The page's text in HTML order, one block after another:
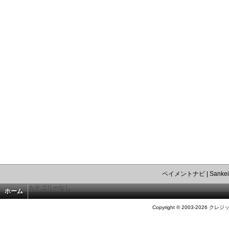
ペイメントナビ|
ホーム カテゴリーなし
Copyright © 2003-2026 クレジ